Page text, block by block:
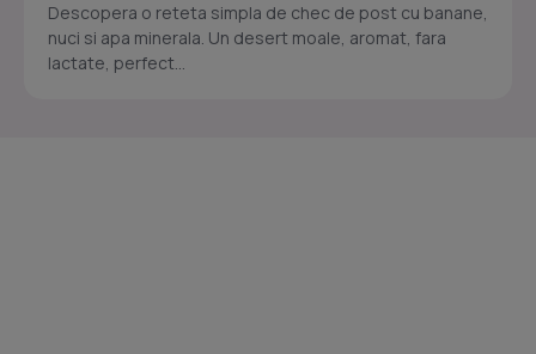
Descopera o reteta simpla de chec de post cu banane,
nuci si apa minerala. Un desert moale, aromat, fara
lactate, perfect...